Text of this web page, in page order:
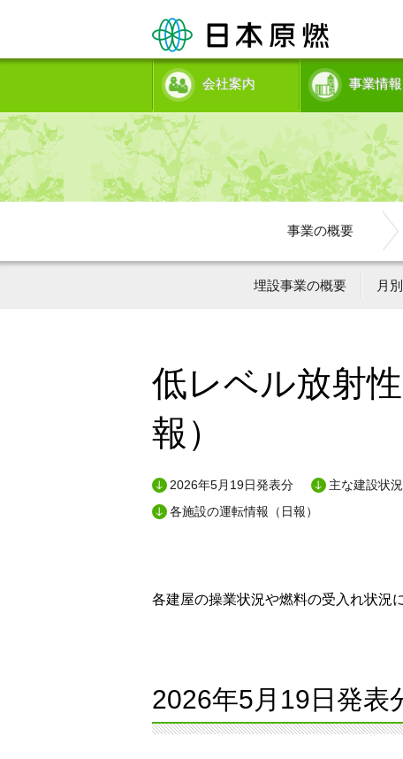
会社案内 事業情報
事業の概要
埋設事業の概要 月
低レベル放射
報）
2026年5月19日発表分 主な建設状
各施設の運転情報（日報）
各建屋の操業状況や燃料の受入れ状況
2026年5月19日発表